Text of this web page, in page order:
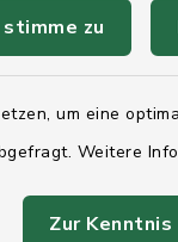
stimme zu
um eine
Weitere
Zur Kenntnis